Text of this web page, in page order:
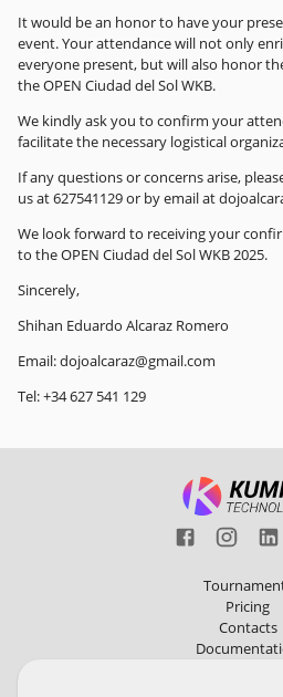
It would be an honor to have your
event. Your attendance will not only
everyone present, but will also honor
the OPEN Ciudad del Sol WKB.
We kindly ask you to confirm your
facilitate the necessary logistical
If any questions or concerns arise,
us at 627541129 or by email at
We look forward to receiving your
to the OPEN Ciudad del Sol WKB 2025.
Sincerely,
Shihan Eduardo Alcaraz Romero
Email: dojoalcaraz@gmail.com
Tel: +34 627 541 129
Pricing
Contacts